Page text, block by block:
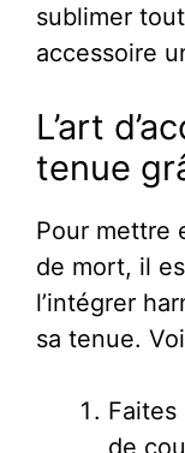
sublimer
accessoire
L’art
tenue
Pour mettre
de mort, il
l’intégrer
sa tenue.
de